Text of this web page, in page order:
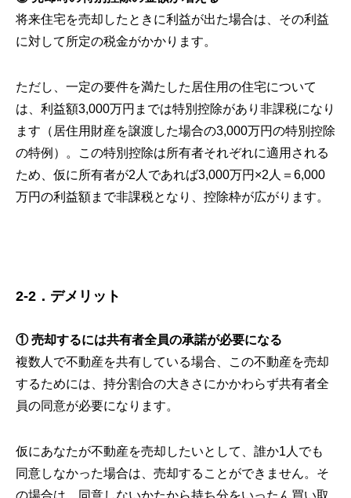
将来住宅を売却したときに利益が出た場合は、その利益
に対して所定の税金がかかります。
ただし、一定の要件を満たした居住用の住宅について
は、利益額3,000万円までは特別控除があり非課税になり
ます（居住用財産を譲渡した場合の3,000万円の特別控除
の特例）。この特別控除は所有者それぞれに適用される
ため、仮に所有者が2人であれば3,000万円×2人＝6,000
万円の利益額まで非課税となり、控除枠が広がります。
2-2．デメリット
① 売却するには共有者全員の承諾が必要になる
複数人で不動産を共有している場合、この不動産を売却
するためには、持分割合の大きさにかかわらず共有者全
員の同意が必要になります。
仮にあなたが不動産を売却したいとして、誰か1人でも
同意しなかった場合は、売却することができません。そ